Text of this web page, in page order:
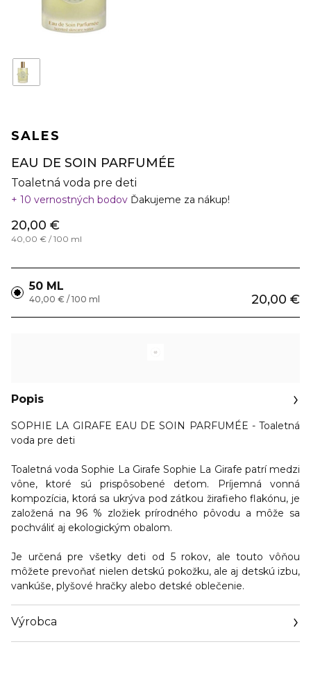
SALES
EAU DE SOIN PARFUMÉE
Toaletná voda pre deti
10 vernostných bodov Ďakujeme za nákup!
20,00 €
40,00 € / 100 ml
50 ML
20,00 €
40,00 € / 100 ml
Popis
SOPHIE LA GIRAFE EAU DE SOIN PARFUMÉE - Toaletná
voda pre deti
Toaletná voda Sophie La Girafe Sophie La Girafe patrí medzi
vône, ktoré sú prispôsobené deťom. Príjemná vonná
kompozícia, ktorá sa ukrýva pod zátkou žirafieho flakónu, je
založená na 96 % zložiek prírodného pôvodu a môže sa
pochváliť aj ekologickým obalom.
Je určená pre všetky deti od 5 rokov, ale touto vôňou
môžete prevoňať nielen detskú pokožku, ale aj detskú izbu,
vankúše, plyšové hračky alebo detské oblečenie.
Výrobca